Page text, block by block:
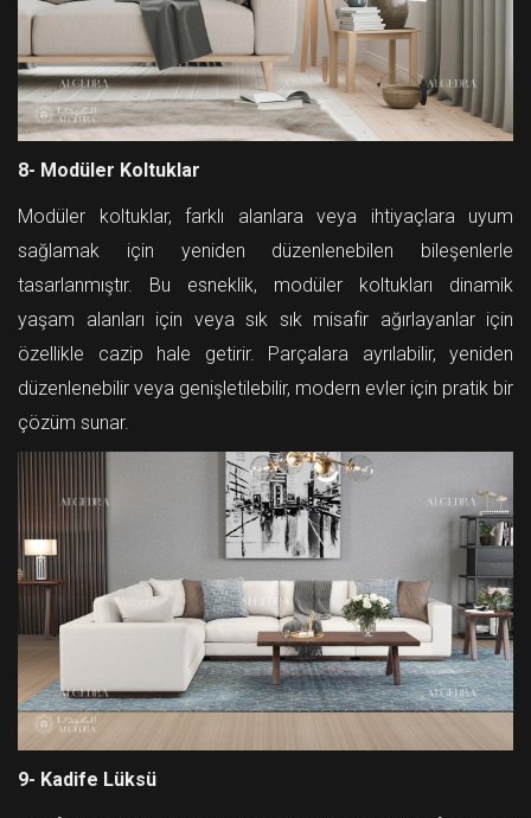
8- Modüler Koltuklar
Modüler koltuklar, farklı alanlara veya ihtiyaçlara uyum
sağlamak için yeniden düzenlenebilen bileşenlerle
tasarlanmıştır. Bu esneklik, modüler koltukları dinamik
yaşam alanları için veya sık sık misafir ağırlayanlar için
özellikle cazip hale getirir. Parçalara ayrılabilir, yeniden
düzenlenebilir veya genişletilebilir, modern evler için pratik bir
çözüm sunar.
9- Kadife Lüksü